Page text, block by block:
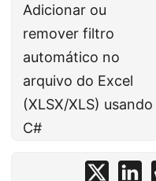
Adicionar ou
remover filtro
automático no
arquivo do Excel
(XLSX/XLS) usando
C#